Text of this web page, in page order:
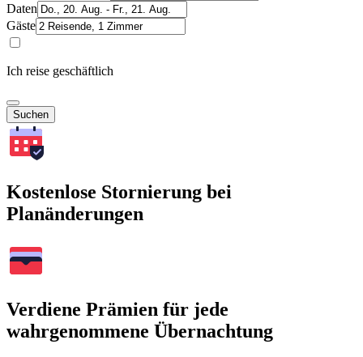
Daten
Gäste
Ich reise geschäftlich
Suchen
Kostenlose Stornierung bei
Planänderungen
Verdiene Prämien für jede
wahrgenommene Übernachtung